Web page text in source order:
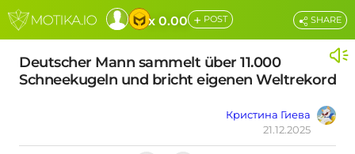
x 0.00 + POST
Deutscher Mann sammelt über 11.000
Schneekugeln und bricht eigenen Weltrekord
Кристина Гиева
21.12.2025
SHARE